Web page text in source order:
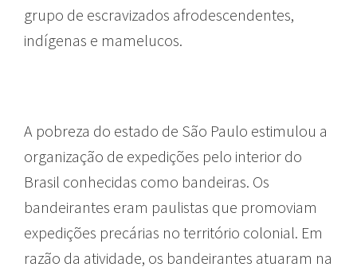
grupo de escravizados afrodescendentes,
indígenas e mamelucos.
A pobreza do estado de São Paulo estimulou a
organização de expedições pelo interior do
Brasil conhecidas como bandeiras. Os
bandeirantes eram paulistas que promoviam
expedições precárias no território colonial. Em
razão da atividade, os bandeirantes atuaram na